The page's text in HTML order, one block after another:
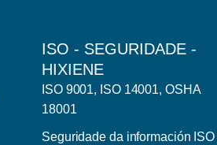
ISO - SEGURIDADE -
HIXIENE
ISO 9001, ISO 14001, OSHA
18001
Seguridade da información ISO